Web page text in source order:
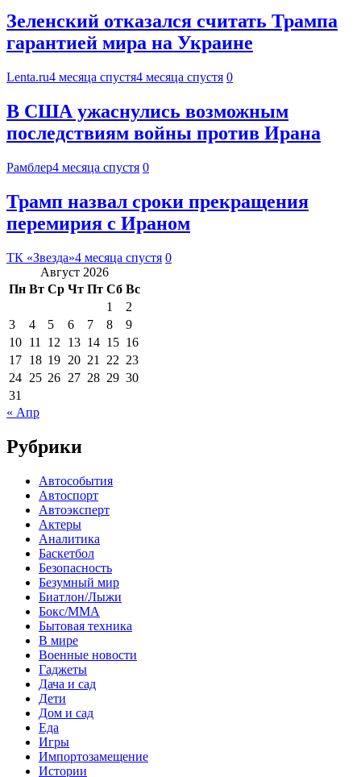
Зеленский отказался считать Трампа
гарантией мира на Украине
Lenta.ru4 месяца спустя4 месяца спустя 0
В США ужаснулись возможным
последствиям войны против Ирана
Рамблер4 месяца спустя 0
Трамп назвал сроки прекращения
перемирия с Ираном
ТК «Звезда»4 месяца спустя 0
Август 2026
Пн Вт Ср Чт Пт Сб Вс
1
2
3
4 5 6 7 8
9
10 11 12 13 14 15 16
17 18 19 20 21 22 23
24 25 26 27 28 29 30
31
« Апр
Рубрики
Автособытия
Автоспорт
Автоэксперт
Актеры
Аналитика
Баскетбол
Безопасность
Безумный мир
Биатлон/Лыжи
Бокс/MMA
Бытовая техника
В мире
Военные новости
Гаджеты
Дача и сад
Дети
Дом и сад
Еда
Игры
Импортозамещение
Истории